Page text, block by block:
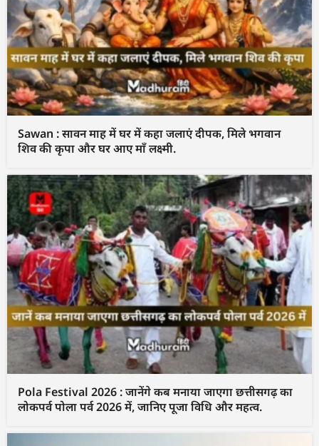
Sawan : सावन माह में घर में कहा जलाएं दीपक, मिले भगवान
शिव की कृपा और घर आए माँ लक्ष्मी.
Pola Festival 2026 : जानेंगे कब मनाया जाएगा छत्तीसगढ़ का
लोकपर्व पोला पर्व 2026 में, जानिए पूजा विधि और महत्व.